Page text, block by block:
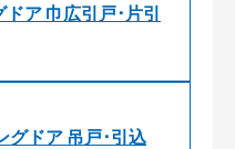
ア 巾広引戸･片引
ドア 吊戸･引込